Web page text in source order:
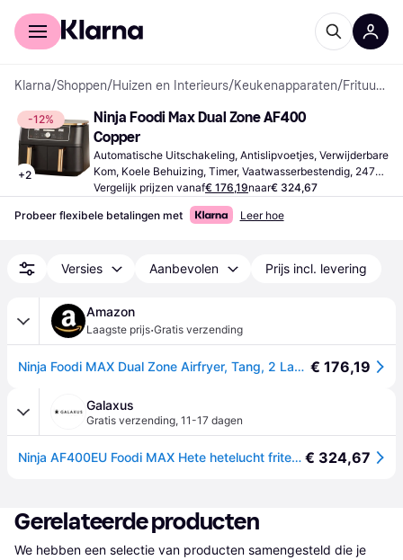
Voor shoppers
Klarna/Shoppen/Huizen en Interieurs/Keukenapparaten/ Frituurapparaten & Airfryers
-12%
+2
Ninja Foodi Max Dual Zone AF400
Copper
Automatische Uitschakeling, Antislipvoetjes, Verwijderbare
Kom, Koele Behuizing, Timer, Vaatwasserbestendig, 2470
W, Capaciteit: 4 kg
Vergelijk prijzen vanaf€ 176,19naar€ 324,67
Probeer flexibele betalingen met Leer hoe
Versies Aanbevolen Prijs incl. levering
Amazon
Laagste prijs·Gratis verzending
Ninja Foodi MAX Dual Zone Airfryer, Tang, 2 Laden, 9,5L, 6-in-1, Olievrij, Airfryen, Max Crisp, Braden, Bakken, Vaatwasmachinebestendige Manden, Anti-aanbaklaag, Koper/Zwart Amazon Exclusief AF400EUCP € 176,19
Galaxus
Gratis verzending, 11-17 dagen
Ninja AF400EU Foodi MAX Hete hetelucht friteuse, 9,5 liter inhoud, 2 compartimenten, 6..., Friteuse, Koper, Zwart € 324,67
Gerelateerde producten
We hebben een selectie van producten samengesteld die je